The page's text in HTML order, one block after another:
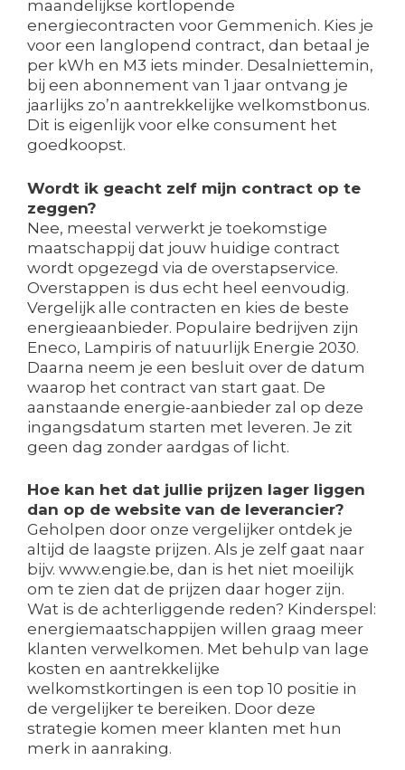
maandelijkse kortlopende
energiecontracten voor Gemmenich. Kies je
voor een langlopend contract, dan betaal je
per kWh en M3 iets minder. Desalniettemin,
bij een abonnement van 1 jaar ontvang je
jaarlijks zo’n aantrekkelijke welkomstbonus.
Dit is eigenlijk voor elke consument het
goedkoopst.
Wordt ik geacht zelf mijn contract op te
zeggen?
Nee, meestal verwerkt je toekomstige
maatschappij dat jouw huidige contract
wordt opgezegd via de overstapservice.
Overstappen is dus echt heel eenvoudig.
Vergelijk alle contracten en kies de beste
energieaanbieder. Populaire bedrijven zijn
Eneco, Lampiris of natuurlijk Energie 2030.
Daarna neem je een besluit over de datum
waarop het contract van start gaat. De
aanstaande energie-aanbieder zal op deze
ingangsdatum starten met leveren. Je zit
geen dag zonder aardgas of licht.
Hoe kan het dat jullie prijzen lager liggen
dan op de website van de leverancier?
Geholpen door onze vergelijker ontdek je
altijd de laagste prijzen. Als je zelf gaat naar
bijv. www.engie.be, dan is het niet moeilijk
om te zien dat de prijzen daar hoger zijn.
Wat is de achterliggende reden? Kinderspel:
energiemaatschappijen willen graag meer
klanten verwelkomen. Met behulp van lage
kosten en aantrekkelijke
welkomstkortingen is een top 10 positie in
de vergelijker te bereiken. Door deze
strategie komen meer klanten met hun
merk in aanraking.